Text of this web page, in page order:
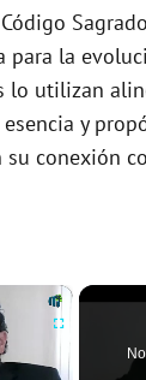
para la
lo utilizan
y
conexión
×